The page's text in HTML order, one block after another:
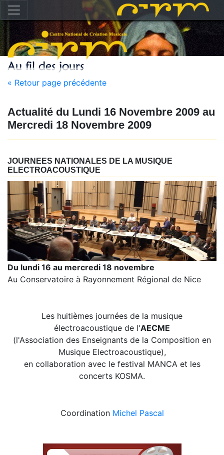
« Retour page précédente
Actualité du Lundi 16 Novembre 2009 au
Mercredi 18 Novembre 2009
JOURNEES NATIONALES DE LA MUSIQUE
ELECTROACOUSTIQUE
Du lundi 16 au mercredi 18 novembre
Au Conservatoire à Rayonnement Régional de Nice
Les huitièmes journées de la musique
électroacoustique de l'AECME
(l'Association des Enseignants de la Composition en
Musique Electroacoustique),
en collaboration avec le festival MANCA et les
concerts KOSMA.
Coordination Michel Pascal